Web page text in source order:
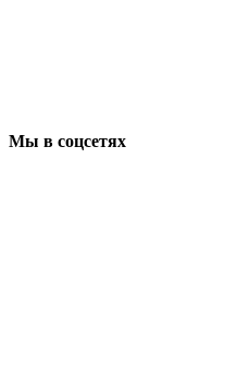
Мы в соцсетях